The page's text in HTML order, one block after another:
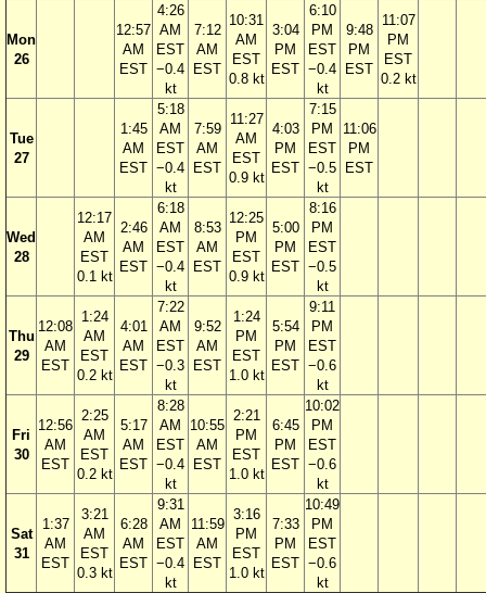
Mon
26
12:57
AM
EST
4:26
AM
EST
−0.4
kt
7:12
AM
EST
10:31
AM
EST
0.8 kt
3:04
PM
EST
6:10
PM
EST
−0.4
kt
9:48
PM
EST
11:07
PM
EST
0.2 kt
Tue
27
1:45
AM
EST
5:18
AM
EST
−0.4
kt
7:59
AM
EST
11:27
AM
EST
0.9 kt
4:03
PM
EST
7:15
PM
EST
−0.5
kt
11:06
PM
EST
Wed
28
12:17
AM
EST
0.1 kt
2:46
AM
EST
6:18
AM
EST
−0.4
kt
8:53
AM
EST
12:25
PM
EST
0.9 kt
5:00
PM
EST
8:16
PM
EST
−0.5
kt
Thu
29
12:08
AM
EST
1:24
AM
EST
0.2 kt
4:01
AM
EST
7:22
AM
EST
−0.3
kt
9:52
AM
EST
1:24
PM
EST
1.0 kt
5:54
PM
EST
9:11
PM
EST
−0.6
kt
Fri
30
12:56
AM
EST
2:25
AM
EST
0.2 kt
5:17
AM
EST
8:28
AM
EST
−0.4
kt
10:55
AM
EST
2:21
PM
EST
1.0 kt
6:45
PM
EST
10:02
PM
EST
−0.6
kt
Sat
31
1:37
AM
EST
3:21
AM
EST
0.3 kt
6:28
AM
EST
9:31
AM
EST
−0.4
kt
11:59
AM
EST
3:16
PM
EST
1.0 kt
7:33
PM
EST
10:49
PM
EST
−0.6
kt